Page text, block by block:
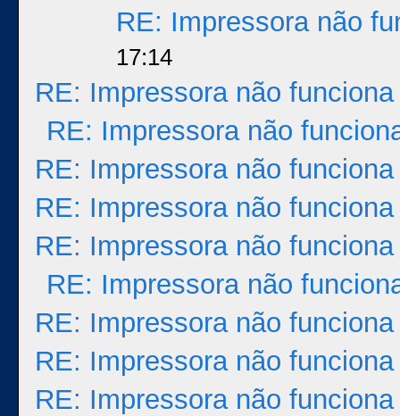
RE: Impressora não
17:14
RE: Impressora não funciona
RE: Impressora não
RE: Impressora não funciona
RE: Impressora não funciona
RE: Impressora não funciona
RE: Impressora não
RE: Impressora não funciona
RE: Impressora não funciona
RE: Impressora não funciona